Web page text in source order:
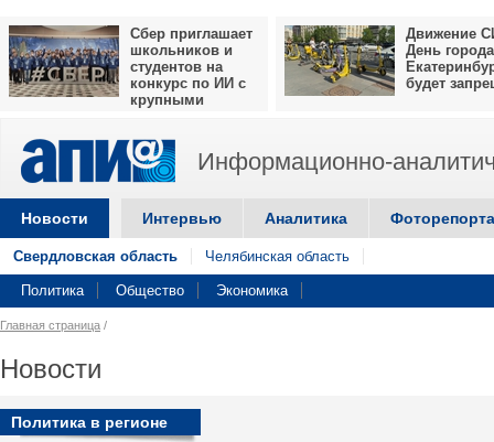
Сбер приглашает
школьников и
студентов на
конкурс по ИИ с
крупными
Движение
День города
будет
Информационно-
Новости Интервью Аналитика
Свердловская область Челябинская область
Политика Общество Экономика
Главная страница /
Новости
Политика в регионе